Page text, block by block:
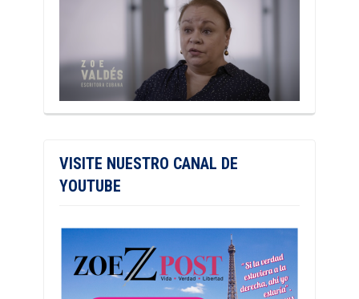
VISITE NUESTRO CANAL DE
YOUTUBE